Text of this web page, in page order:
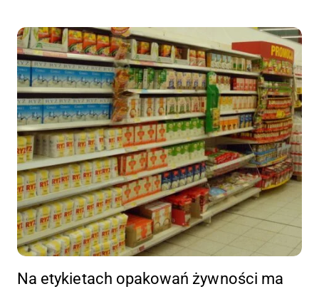
Na etykietach opakowań żywności ma